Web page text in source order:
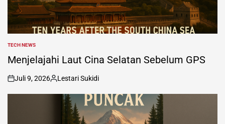
POSTED
IN
TECH NEWS
Menjelajahi Laut Cina Selatan Sebelum GPS
on
Juli 9, 2026
Posted
by
Lestari Sukidi